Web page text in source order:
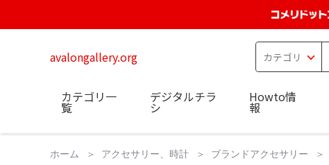
avalongallery.org
カテゴリ一
覧
デジタルチラ
シ
Howto情
報
ホーム アクセサリー、時計 ブランドアクセサリー